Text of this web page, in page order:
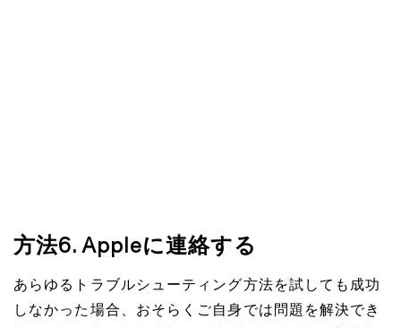
方法6. Appleに連絡する
あらゆるトラブルシューティング方法を試しても成功
しなかった場合、おそらくご自身では問題を解決でき